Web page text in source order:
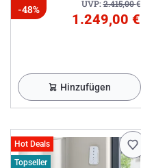
UVP:2.415,00€
-48%
1.249,00 €
Hinzufügen
Hot Deals
Topseller